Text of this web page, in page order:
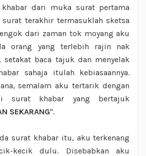
dari muka surat pertama
terakhir termasuklah sketsa
dari zaman tok moyang aku
orang yang terlebih rajin nak
setakat baca tajuk dan menyelak
sahaja itulah kebiasaannya.
semalam aku tertarik dengan
surat khabar yang bertajuk
SEKARANG".
surat khabar itu, aku terkenang
kecik dulu. Disebabkan aku